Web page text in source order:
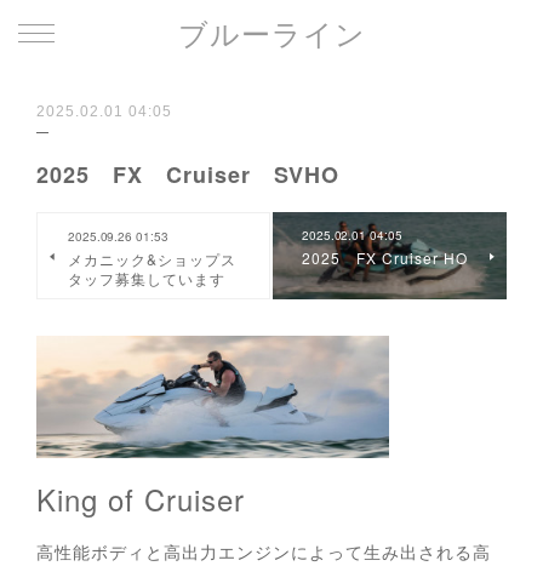
ブルーライン
2025.02.01 04:05
2025 FX Cruiser SVHO
2025.09.26 01:53
メカニック&ショップス
タッフ募集しています
2025.02.01 04:05
2025 FX Cruiser HO
King of Cruiser
高性能ボディと高出力エンジンによって生み出される高